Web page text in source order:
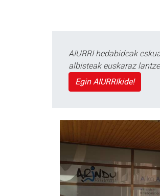
AIURRI hedabideak
albisteak euskaraz
Egin AIURRIkide!